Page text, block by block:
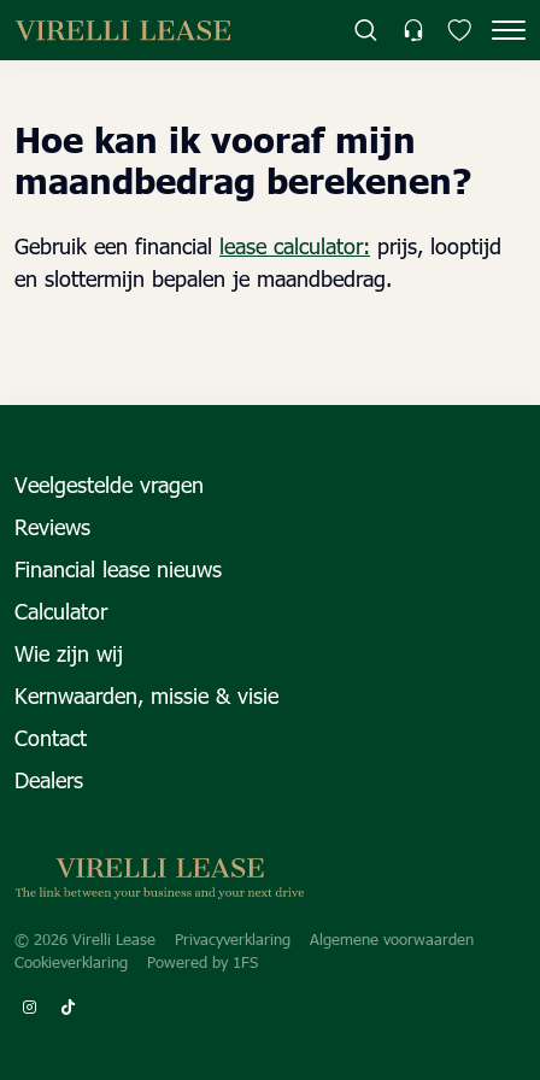
Hoe kan ik vooraf mijn
maandbedrag berekenen?
Gebruik een financial lease calculator: prijs, looptijd
en slottermijn bepalen je maandbedrag.
Veelgestelde vragen
Reviews
Financial lease nieuws
Calculator
Wie zijn wij
Kernwaarden, missie & visie
Contact
Dealers
Copyright navigation
© 2026 Virelli Lease Privacyverklaring
Algemene voorwaarden
Cookieverklaring
Powered by 1FS